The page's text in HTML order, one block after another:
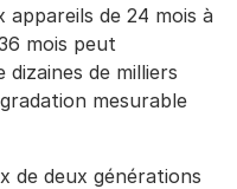
de 24 mois à
mois peut
de milliers
mesurable
de deux générations